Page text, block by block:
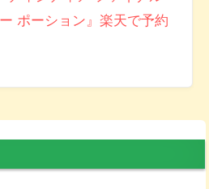
ポーション』楽天で予約